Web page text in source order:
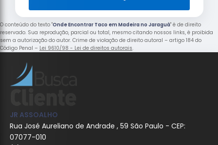
O conteúdo do texto "Onde Encontrar Taco em Madeira no Jaraguá" é de direito
reservado. Sua reprodução, parcial ou total, mesmo citando nossos links, é proibida
sem a autorização do autor. Crime de violação de direito autoral – artigo 184 do
Código Penal – Lei 9610/98 - Lei de direitos autorais.
JR ASSOALHO
Rua José Aureliano de Andrade , 59 São Paulo - CEP:
07077-010